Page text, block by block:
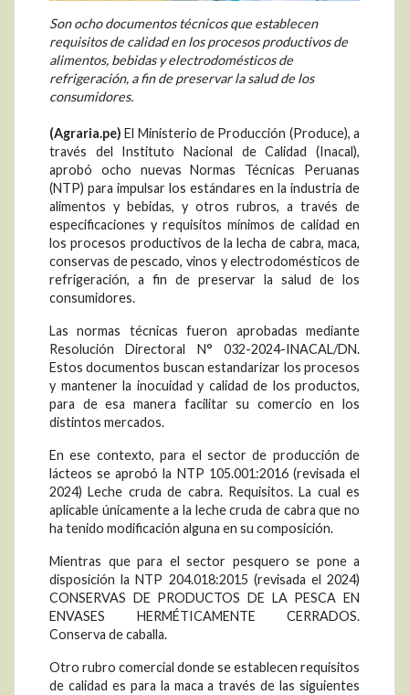
Son ocho documentos técnicos que establecen
requisitos de calidad en los procesos productivos de
alimentos, bebidas y electrodomésticos de
refrigeración, a fin de preservar la salud de los
consumidores.
(Agraria.pe) El Ministerio de Producción (Produce), a
través del Instituto Nacional de Calidad (Inacal),
aprobó ocho nuevas Normas Técnicas Peruanas
(NTP) para impulsar los estándares en la industria de
alimentos y bebidas, y otros rubros, a través de
especificaciones y requisitos mínimos de calidad en
los procesos productivos de la lecha de cabra, maca,
conservas de pescado, vinos y electrodomésticos de
refrigeración, a fin de preservar la salud de los
consumidores.
Las normas técnicas fueron aprobadas mediante
Resolución Directoral N° 032-2024-INACAL/DN.
Estos documentos buscan estandarizar los procesos
y mantener la inocuidad y calidad de los productos,
para de esa manera facilitar su comercio en los
distintos mercados.
En ese contexto, para el sector de producción de
lácteos se aprobó la NTP 105.001:2016 (revisada el
2024) Leche cruda de cabra. Requisitos. La cual es
aplicable únicamente a la leche cruda de cabra que no
ha tenido modificación alguna en su composición.
Mientras que para el sector pesquero se pone a
disposición la NTP 204.018:2015 (revisada el 2024)
CONSERVAS DE PRODUCTOS DE LA PESCA EN
ENVASES HERMÉTICAMENTE CERRADOS.
Conserva de caballa.
Otro rubro comercial donde se establecen requisitos
de calidad es para la maca a través de las siguientes